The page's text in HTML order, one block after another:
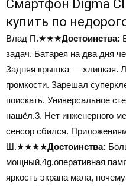
Смартфон Digma
купить по
Влад П.★★★Достоинства:
задач. Батарея на два дня
Задняя крышка — хлипкая.
громкости. Зарешал
поискать. Универсальное
нашёл.3. Нет инженерного
сенсор сбился.
Ш.★★★★Достоинства:
мощный,4g,оперативная
яркость экрана мала,